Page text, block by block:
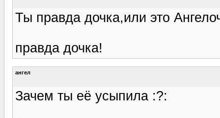
Ты правда дочка,или это
правда дочка!
ангел
Зачем ты её усыпила :?: